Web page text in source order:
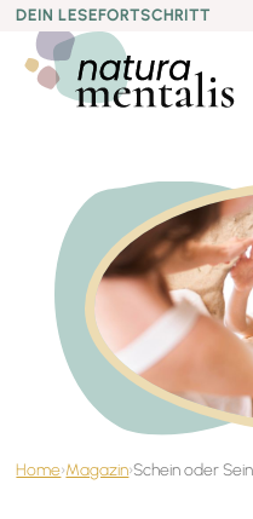
DEIN LESEFORTSCHRITT
Home›Magazin›